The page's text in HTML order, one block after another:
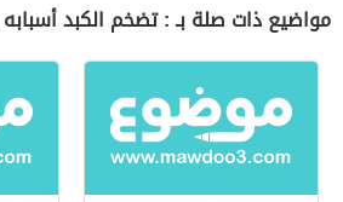
مواضيع ذات صلة بـ : تضخم الكبد